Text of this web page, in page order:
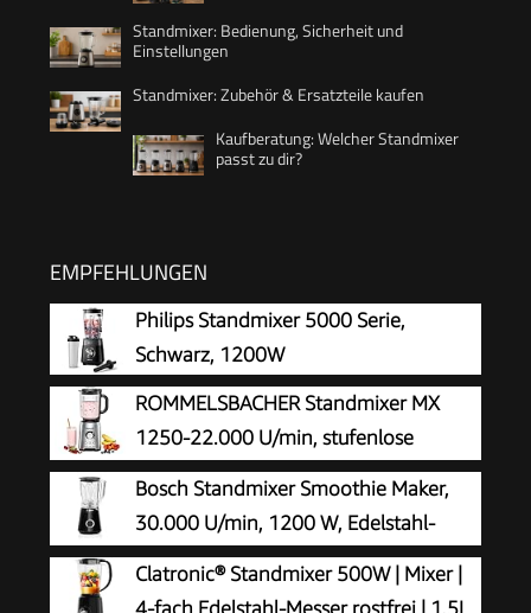
Standmixer: Bedienung, Sicherheit und
Einstellungen
Standmixer: Zubehör & Ersatzteile kaufen
Kaufberatung: Welcher Standmixer
passt zu dir?
EMPFEHLUNGEN
Philips Standmixer 5000 Serie,
Schwarz, 1200W
ROMMELSBACHER Standmixer MX
1250-22.000 U/min, stufenlose
Drehzahlregulierung, Funktionstasten
(Smoothie, Clean/Pulse, Ice Crush), Glaskrug,
Edelstahlgehäuse, Spezialmesser, 1200 Watt
Bosch Standmixer Smoothie Maker,
30.000 U/min, 1200 W, Edelstahl-
Klingen, 1,5l Kunststoff-Mixbehälter
(Tritan), spülmaschinenfeste Teile, Made in
Clatronic® Standmixer 500W | Mixer |
4-fach Edelstahl-Messer rostfrei | 1,5L